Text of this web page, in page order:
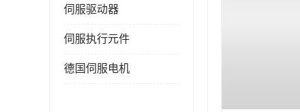
伺服驱动器
伺服执行元件
德国伺服电机